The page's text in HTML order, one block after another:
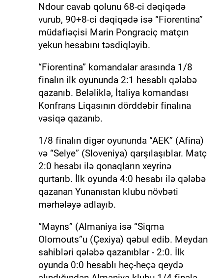
Ndour cavab qolunu 68-ci dəqiqədə
vurub, 90+8-ci dəqiqədə isə “Fiorentina”
müdafiəçisi Marin Pongraciç matçın
yekun hesabını təsdiqləyib.
“Fiorentina” komandalar arasında 1/8
finalın ilk oyununda 2:1 hesablı qələbə
qazanıb. Beləliklə, İtaliya komandası
Konfrans Liqasının dörddəbir finalına
vəsiqə qazanıb.
1/8 finalın digər oyununda “AEK” (Afina)
və “Selye” (Sloveniya) qarşılaşıblar. Matç
2:0 hesabı ilə qonaqların xeyrinə
qurtarıb. İlk oyunda 4:0 hesabı ilə qələbə
qazanan Yunanıstan klubu növbəti
mərhələyə adlayıb.
“Mayns” (Almaniya isə “Siqma
Olomouts”u (Çexiya) qəbul edib. Meydan
sahibləri qələbə qazanıblar - 2:0. İlk
oyunda 0:0 hesablı heç-heçə qeydə